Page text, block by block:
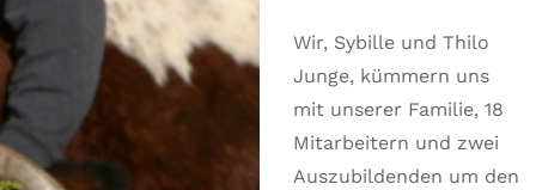
Wir, Sybille und Thilo
Junge, kümmern uns
mit unserer Familie, 18
Mitarbeitern und zwei
Auszubildenden um den